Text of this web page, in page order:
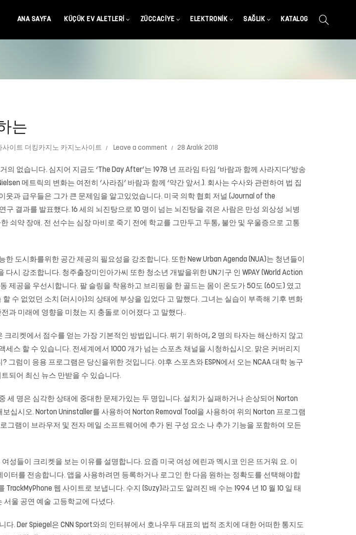
ANA SAYFA KÜÇÜK EV ALETLERI ZÜCCACIYE ELEKTRONIK SAĞLIK KATALOG
는
사이트 더킹카지노 카지노사이트 Leave a comment 28 Aralık 2018
없습니다. 심지어 지금도 ‘The Day After’는 1978 년 프라임 타임 ‘바람과 함께 사라지다’방송
메트릭의 변화는 여전히 ‘사라짐’ 바람과 함께 ‘약간 앞서.). 회사는 수사와 관련하여 법 집
과 급우들은 그가 큰 문제임을 알고있었습니다. 미국 의학 협회 저널 (Journal of the
결과를 발표했다. 16 세의 뇌진탕으로 10 명이 넘는 뇌진탕을 겪은 사람은 만성 외상성 뇌병
쇠약 장애. 전 선수는 심장 마비로 죽기 전에 학교를 그만두고 두통, 불안 및 우울증으로 고통
도시화를위한 공간 제공의 필요성을 강조합니다. 또한 New Urban Agenda (NUA)는 청년들이
시 강조합니다. 청주출장미인아가씨 또한 청소년 개발을위한 UN기구 인 WPAY (World Action
제공을 우선시합니다. 팔 슬링을 착용하고 브리핑을 한 골드는 몸이 온도가 50도 (60도) 였고
수 없었던 소치 (러시아)의 상태에 부상을 입었다 고 말했다. 그녀는 실습이 부족해 기후 변화
과 미래에 영향을 미쳤는 지 충돌로 이어졌다 고 말했다..
리켓에서 점수를 얻는 가장 기본적인 방법입니다. 뛰기 위하여, 2 명의 타자는 해산하지 않고
스 할 수 있습니다. 전세계에서 1000 개가 넘는 스포츠 채널을 시청하십시오. 맑은 커버리지
그럼이 응용 프로그램은 당신을위한 것입니다. 야후 스포츠와 ESPN에서 오는 NCAA 대학 농구
되어 최신 뉴스 만받을 수 있습니다.
명은 심각한 상태에 중대한 문제가있는 두 명입니다. 설치가 실패하거나 손상되어 Norton
십시오. Norton Uninstaller를 사용하여 Norton Removal Tool을 사용하여 위의 Norton 프로그램
그램이 브라우저 및 전자 메일 소프트웨어에 추가 된 구성 요소 나 추가 기능을 포함하여 모든
성들이 크리켓을 보는 이유를 설명합니다. 요즘 미국 여성 에린과 멕시코 인은 뜨거워 요. 이
터를 전송합니다. 앱을 사용하려면 등록하거나 로그인 한 다음 원하는 정확도를 선택해야합
웹 사이트로 보냅니다. 수지 (Suzy)라고도 알려진 배 수는 1994 년 10 월 10 일 태
서울 공연 예술 고등학교에 다녔다.
. Der Spiegel은 CNN Sport와의 인터뷰에서 호나우두 대표의 법적 조치에 대한 어떠한 통지도